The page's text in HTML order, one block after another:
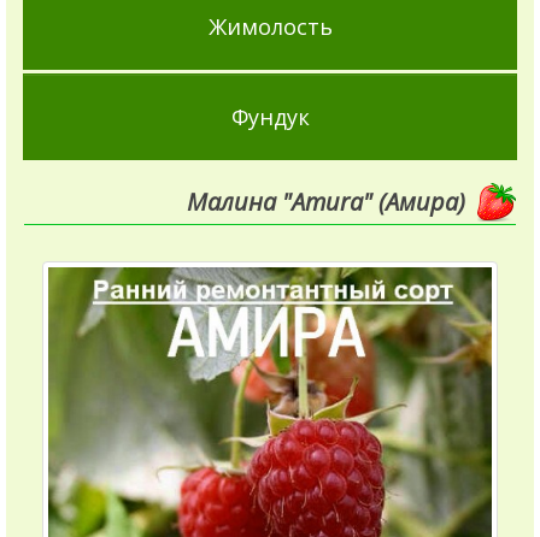
Жимолость
Фундук
Малина "Amиra" (Амира)